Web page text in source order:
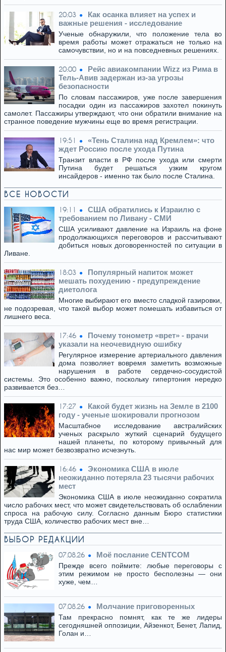
20:03
Как осанка влияет на успех и
важные решения - исследование
Ученые обнаружили, что положение тела во
время работы может отражаться не только на
самочувствии, но и на повседневных решениях.
20:00
Рейс авиакомпании Wizz из Рима в
Тель-Авив задержан из-за угрозы
безопасности
По словам пассажиров, уже после завершения
посадки один из пассажиров захотел покинуть
самолет. Пассажиры утверждают, что они обратили внимание на
странное поведение мужчины еще во время регистрации.
19:51
«Тень Сталина над Кремлем»: что
ждет Россию после ухода Путина
Транзит власти в РФ после ухода или смерти
Путина будет решаться узким кругом
инсайдеров - именно так было после Сталина.
ВСЕ НОВОСТИ
19:11
США обратились к Израилю с
требованием по Ливану - СМИ
США усиливают давление на Израиль на фоне
продолжающихся переговоров и рассчитывают
добиться новых договоренностей по ситуации в
Ливане.
18:03
Популярный напиток может
мешать похудению - предупреждение
диетолога
Многие выбирают его вместо сладкой газировки,
не подозревая, что такой выбор может помешать избавиться от
лишнего веса.
17:46
Почему тонометр «врет» - врачи
указали на неочевидную ошибку
Регулярное измерение артериального давления
дома позволяет вовремя заметить возможные
нарушения в работе сердечно-сосудистой
системы. Это особенно важно, поскольку гипертония нередко
развивается без…
17:27
Какой будет жизнь на Земле в 2100
году - ученые шокировали прогнозом
Масштабное исследование австралийских
ученых раскрыло жуткий сценарий будущего
нашей планеты, по которому привычный для
нас мир может безвозвратно исчезнуть.
16:46
Экономика США в июле
неожиданно потеряла 23 тысячи рабочих
мест
Экономика США в июле неожиданно сократила
число рабочих мест, что может свидетельствовать об ослаблении
спроса на рабочую силу. Согласно данным Бюро статистики
труда США, количество рабочих мест вне…
ВЫБОР РЕДАКЦИИ
07.08.26 Моё послание CENTCOM
Прежде всего поймите: любые переговоры с
этим режимом не просто бесполезны — они
хуже, чем…
07.08.26 Молчание приговоренных
Там прекрасно помнят, как те же лидеры
сегодняшней оппозиции, Айзенкот, Бенет, Лапид,
Голан и…